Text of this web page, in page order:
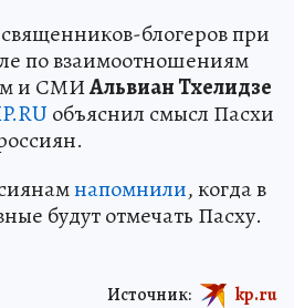
блогеров при
по взаимоотношениям
и СМИАльвиан Тхелидзе
объяснил смысл Пасхи
напомнили, когда в
будут отмечать Пасху.
Источник: kp.ru